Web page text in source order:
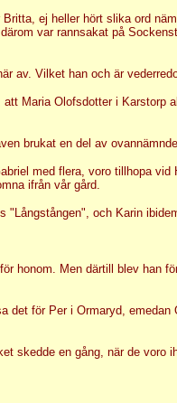
ej heller hört slika ord
var rannsakat på
av. Vilket han och är
Maria Olofsdotter i Karstorp
brukat en del av
med flera, voro tillhopa vid
ifrån vår gård.
"Långstången", och Karin
honom. Men därtill blev han
det för Per i Ormaryd,
skedde en gång, när de voro